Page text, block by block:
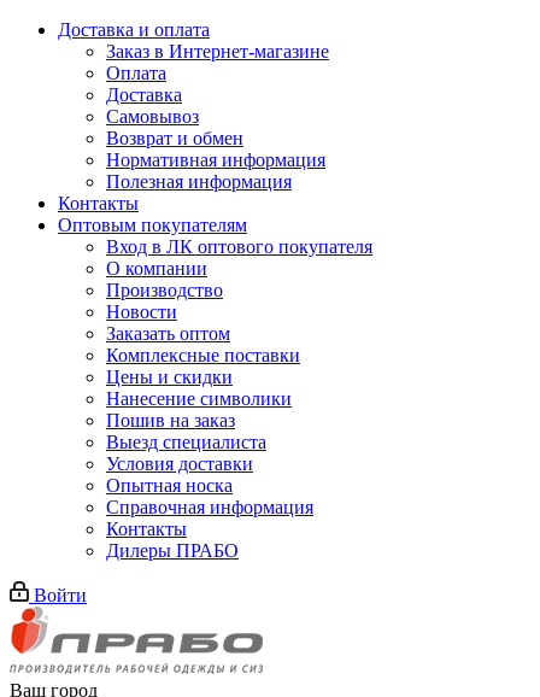
Доставка и оплата
Заказ в Интернет-магазине
Оплата
Доставка
Самовывоз
Возврат и обмен
Нормативная информация
Полезная информация
Контакты
Оптовым покупателям
Вход в ЛК оптового покупателя
О компании
Производство
Новости
Заказать оптом
Комплексные поставки
Цены и скидки
Нанесение символики
Пошив на заказ
Выезд специалиста
Условия доставки
Опытная носка
Справочная информация
Контакты
Дилеры ПРАБО
Войти
Ваш город